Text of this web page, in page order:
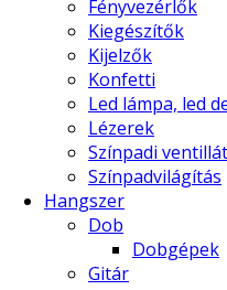
Fényvezérlők
Kiegészítők
Kijelzők
Konfetti
Led lámpa, led
Lézerek
Színpadi
Színpadvilágítás
Hangszer
Dob
Dobgépek
Gitár